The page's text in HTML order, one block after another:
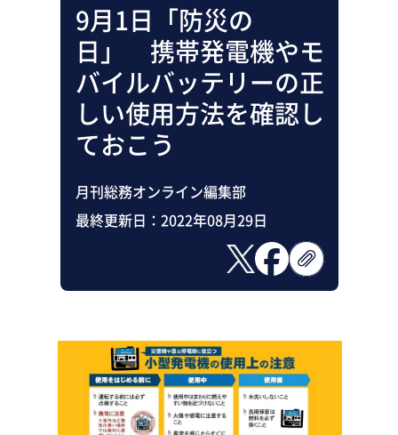
9月1日「防災の
日」 携帯発電機やモ
バイルバッテリーの正
しい使用方法を確認し
ておこう
月刊総務オンライン編集部
最終更新日： 2022年08月29日